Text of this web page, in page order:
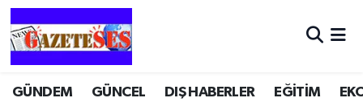
GÜNDEM GÜNCEL DIŞ HABERLER EĞİTİM